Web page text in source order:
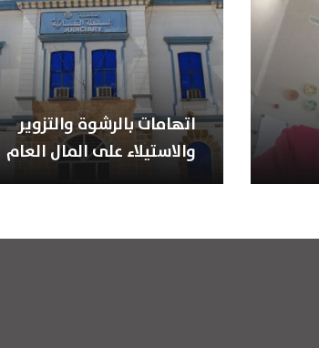
اتهامات بالرشوة والتزوير
والاستيلاء على المال العام